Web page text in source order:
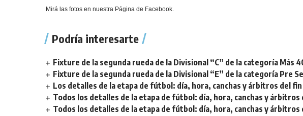
Mirá las fotos en nuestra Página de Facebook.
Podría interesarte
Fixture de la segunda rueda de la Divisional “C” de la categoría Más
Fixture de la segunda rueda de la Divisional “E” de la categoría Pre
Los detalles de la etapa de fútbol: día, hora, canchas y árbitros del fin
Todos los detalles de la etapa de fútbol: día, hora, canchas y árbitros
Todos los detalles de la etapa de fútbol: día, hora, canchas y árbitros